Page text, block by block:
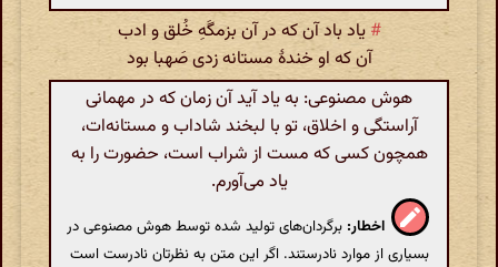
# یاد باد آن که در آن بزمگَهِ خُلق و ادب
آن که او خندهٔ مستانه زدی صَهبا بود
هوش مصنوعی: به یاد آید آن زمان که در مهمانی
آراستگی و اخلاق، تو با لبخند شاداب و مستانه‌ات،
همچون کسی که مست از شراب است، حضورت را به
یاد می‌آورم.
اخطار: برگردان‌های تولید شده توسط هوش مصنوعی در
بسیاری از موارد نادرستند. اگر این متن به نظرتان نادرست است